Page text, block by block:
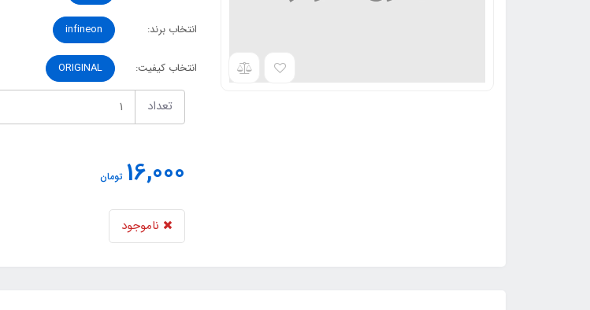
انتخاب برند: infineon
انتخاب کیفیت: ORIGINAL
تعداد
16,000 تومان
ناموجود